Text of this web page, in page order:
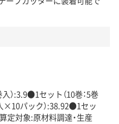
）:3.9●1セット（10巻：5巻
×10パック）:38.92●1セッ
定対象:原材料調達・生産